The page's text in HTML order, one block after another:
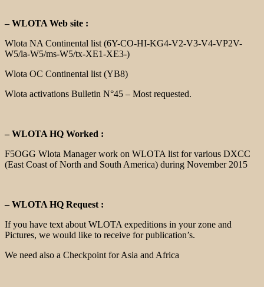
– WLOTA Web site :
Wlota NA Continental list (6Y-CO-HI-KG4-V2-V3-V4-VP2V-
W5/la-W5/ms-W5/tx-XE1-XE3-)
Wlota OC Continental list (YB8)
Wlota activations Bulletin N°45 – Most requested.
– WLOTA HQ Worked :
F5OGG Wlota Manager work on WLOTA list for various DXCC
(East Coast of North and South America) during November 2015
– WLOTA HQ Request :
If you have text about WLOTA expeditions in your zone and
Pictures, we would like to receive for publication’s.
We need also a Checkpoint for Asia and Africa